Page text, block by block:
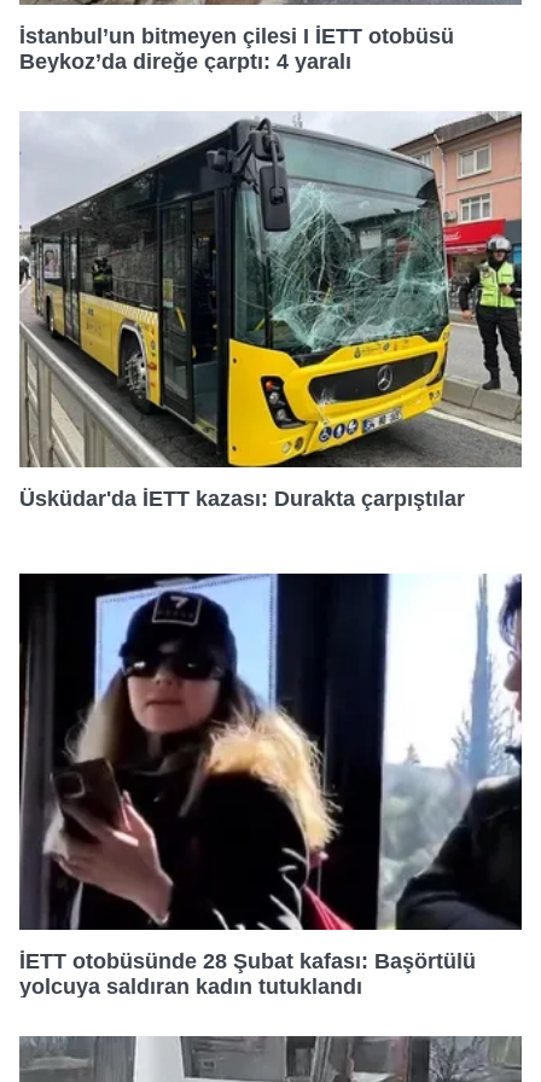
İstanbul’un bitmeyen çilesi I İETT otobüsü
Beykoz’da direğe çarptı: 4 yaralı
Üsküdar'da İETT kazası: Durakta çarpıştılar
İETT otobüsünde 28 Şubat kafası: Başörtülü
yolcuya saldıran kadın tutuklandı